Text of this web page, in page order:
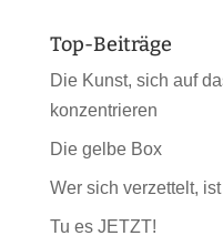
Top-Beiträge
Die Kunst, sich auf
konzentrieren
Die gelbe Box
Wer sich verzettelt,
Tu es JETZT!